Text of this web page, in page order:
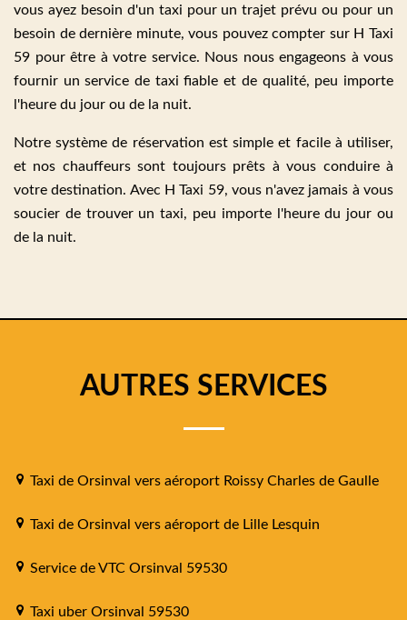
vous ayez besoin d'un taxi pour un trajet prévu ou pour un
besoin de dernière minute, vous pouvez compter sur H Taxi
59 pour être à votre service. Nous nous engageons à vous
fournir un service de taxi fiable et de qualité, peu importe
l'heure du jour ou de la nuit.
Notre système de réservation est simple et facile à utiliser,
et nos chauffeurs sont toujours prêts à vous conduire à
votre destination. Avec H Taxi 59, vous n'avez jamais à vous
soucier de trouver un taxi, peu importe l'heure du jour ou
de la nuit.
AUTRES SERVICES
Taxi de Orsinval vers aéroport Roissy Charles de Gaulle
Taxi de Orsinval vers aéroport de Lille Lesquin
Service de VTC Orsinval 59530
Taxi uber Orsinval 59530